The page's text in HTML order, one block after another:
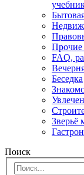
Прочие
FAQ,
Беседка
Зверьё
Поиск